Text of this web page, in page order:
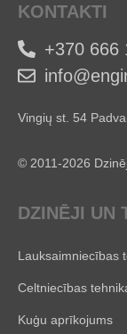
KONTAKTI
+370 666
Vingių st. 54
© 2011-2026
DZINĒJI UN
Lauksaimniecības
Celtniecības
Kuģu aprīkojums